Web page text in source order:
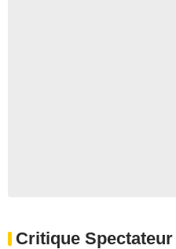
Critique Spectateur